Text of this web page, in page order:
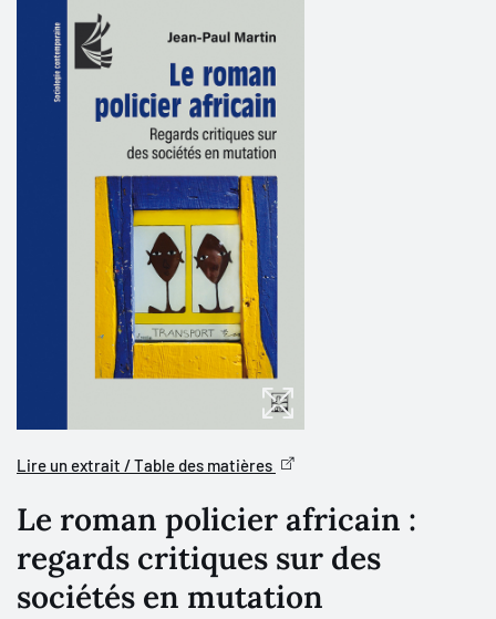
Copier le lien
Lire un extrait / Table des matières
Le roman policier africain :
regards critiques sur des
sociétés en mutation